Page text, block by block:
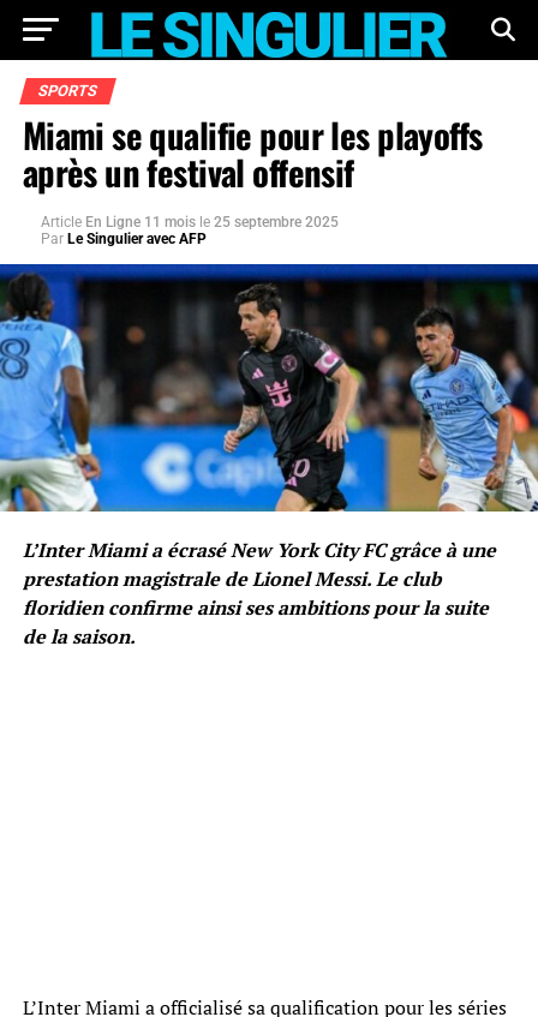
SPORTS
Miami se qualifie pour les playoffs
après un festival offensif
Article En Ligne 11 mois le 25 septembre 2025
Par Le Singulier avec AFP
L’Inter Miami a écrasé New York City FC grâce à une
prestation magistrale de Lionel Messi. Le club
floridien confirme ainsi ses ambitions pour la suite
de la saison.
L’Inter Miami a officialisé sa qualification pour les séries